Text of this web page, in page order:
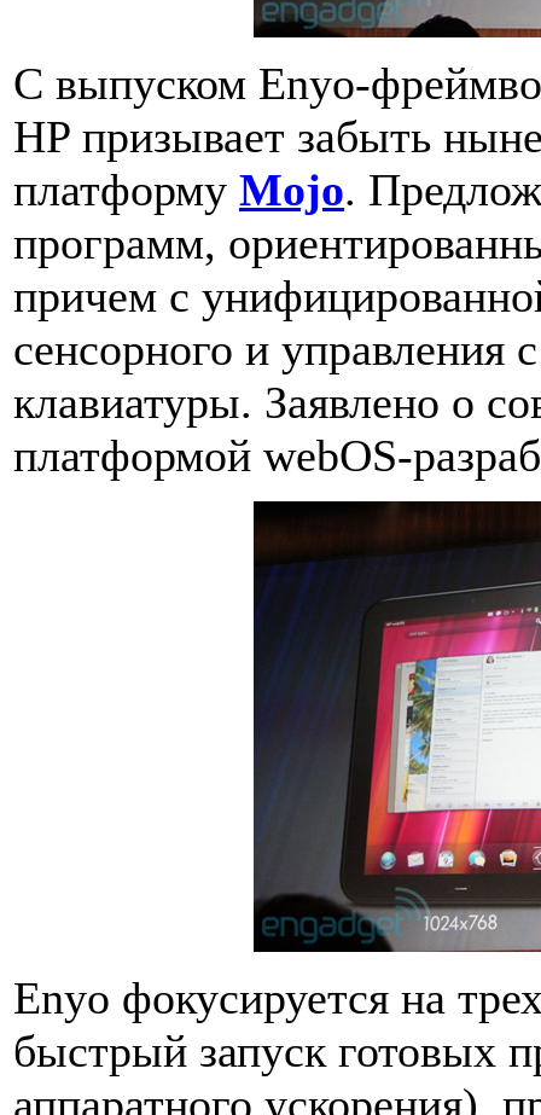
С выпуском Enyo-
HP призывает забыть
платформу Mojo.
программ,
причем с
сенсорного и управления
клавиатуры. Заявлено о
платформой webOS-
Enyo фокусируется на
быстрый запуск готовых
аппаратного ускорения),